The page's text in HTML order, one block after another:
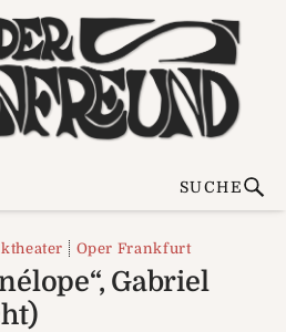
SUCHE
Oper Frankfurt
Gabriel